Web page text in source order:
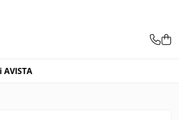
AVISTA